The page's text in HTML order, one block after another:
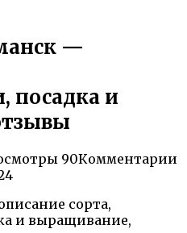
—
посадка и
90Комментарии